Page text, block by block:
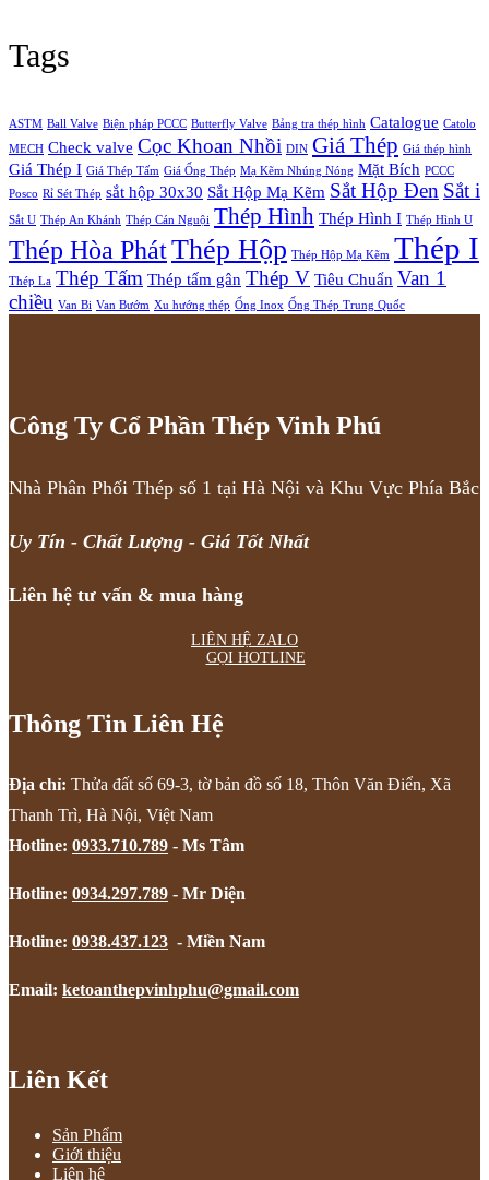
Tags
ASTM Ball Valve Biện pháp PCCC Butterfly Valve Bảng tra thép hình Catalogue Catolo
MECH Check valve Cọc Khoan Nhồi DIN Giá Thép Giá thép hình
Giá Thép I Giá Thép Tấm Giá Ống Thép Mạ Kẽm Nhúng Nóng Mặt Bích PCCC
Posco Rỉ Sét Thép sắt hộp 30x30 Sắt Hộp Mạ Kẽm Sắt Hộp Đen Sắt i
Sắt U Thép An Khánh Thép Cán Nguội Thép Hình Thép Hình I Thép Hình U
Thép Hòa PhátThép Hộp Thép Hộp Mạ Kẽm Thép I
Thép La Thép Tấm Thép tấm gân Thép V Tiêu Chuẩn Van 1
chiều Van Bi Van Bướm Xu hướng thép Ống Inox Ống Thép Trung Quốc
Công Ty Cổ Phần Thép Vinh Phú
Nhà Phân Phối Thép số 1 tại Hà Nội và Khu Vực Phía Bắc
Uy Tín - Chất Lượng - Giá Tốt Nhất
Liên hệ tư vấn & mua hàng
LIÊN HỆ ZALO
GỌI HOTLINE
Thông Tin Liên Hệ
Địa chỉ: Thửa đất số 69-3, tờ bản đồ số 18, Thôn Văn Điển, Xã
Thanh Trì, Hà Nội, Việt Nam
Hotline: 0933.710.789 - Ms Tâm
Hotline: 0934.297.789 - Mr Diện
Hotline: 0938.437.123 - Miền Nam
Email: ketoanthepvinhphu@gmail.com
Liên Kết
Sản Phẩm
Giới thiệu
Liên hệ